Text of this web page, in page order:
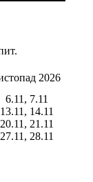
2026
6.11, 7.11
13.11, 14.11
20.11, 21.11
27.11, 28.11